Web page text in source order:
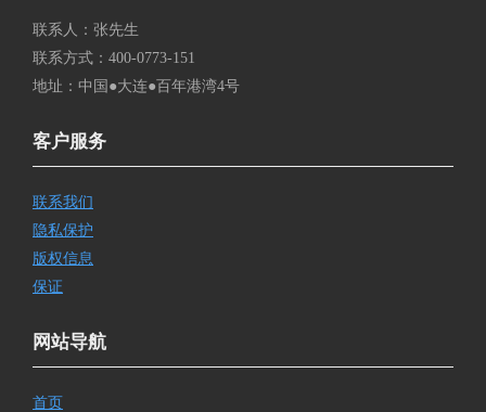
联系人：张先生
联系方式：400-0773-151
地址：中国●大连●百年港湾4号
客户服务
联系我们
隐私保护
版权信息
保证
网站导航
首页